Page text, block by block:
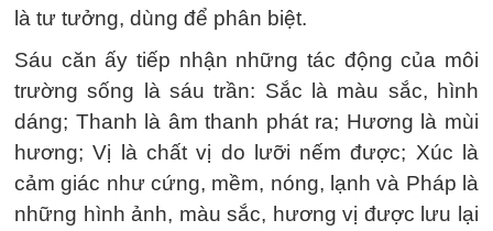
là tư tưởng, dùng để phân biệt.
Sáu căn ấy tiếp nhận những tác động của môi
trường sống là sáu trần: Sắc là màu sắc, hình
dáng; Thanh là âm thanh phát ra; Hương là mùi
hương; Vị là chất vị do lưỡi nếm được; Xúc là
cảm giác như cứng, mềm, nóng, lạnh và Pháp là
những hình ảnh, màu sắc, hương vị được lưu lại